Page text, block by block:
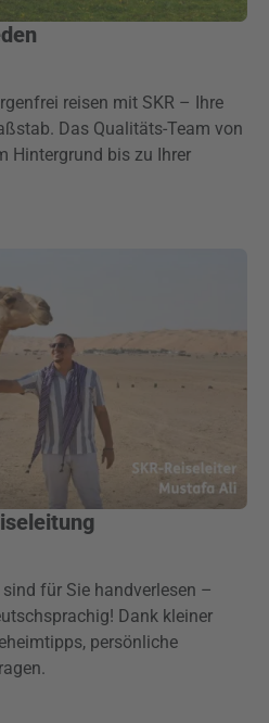
reisen mit SKR – Ihre
Das Qualitäts-Team von
Hintergrund bis zu Ihrer
für Sie handverlesen –
Dank kleiner
persönliche